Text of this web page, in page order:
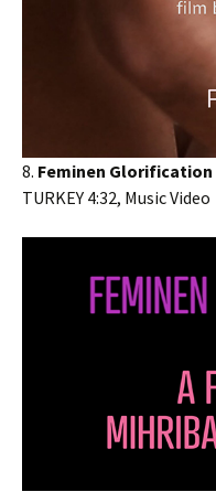
8. Feminen Glorification
TURKEY 4:32, Music Video